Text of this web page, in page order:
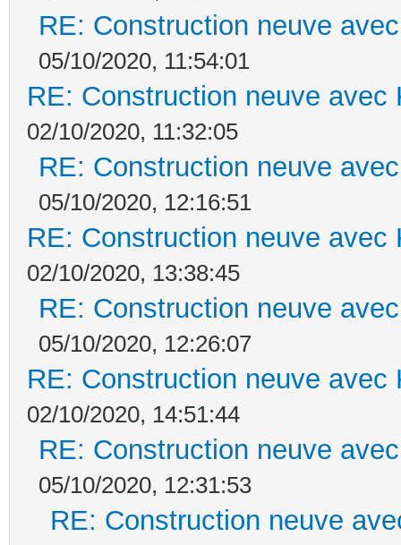
RE: Construction neuve
05/10/2020, 11:54:01
RE: Construction neuve avec
02/10/2020, 11:32:05
RE: Construction neuve
05/10/2020, 12:16:51
RE: Construction neuve avec
02/10/2020, 13:38:45
RE: Construction neuve
05/10/2020, 12:26:07
RE: Construction neuve avec
02/10/2020, 14:51:44
RE: Construction neuve
05/10/2020, 12:31:53
RE: Construction neuve